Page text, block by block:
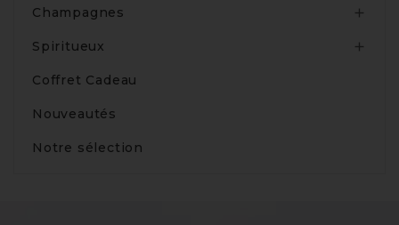
Champagnes 
Spiritueux 
Coffret Cadeau
Nouveautés
Notre sélection